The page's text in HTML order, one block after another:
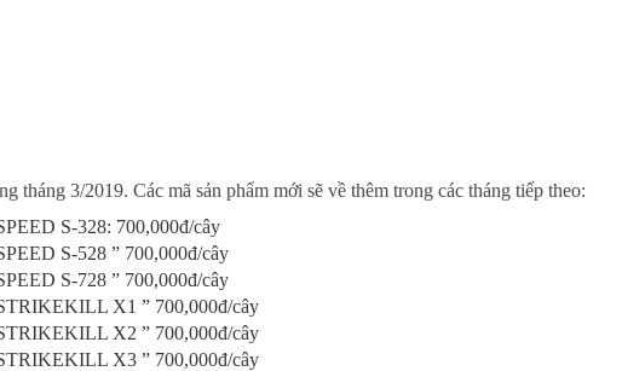
tháng 3/2019. Các mã sản phẩm mới sẽ về thêm trong các tháng tiếp theo:
S-328: 700,000đ/cây
S-528 ” 700,000đ/cây
S-728 ” 700,000đ/cây
X1 ” 700,000đ/cây
X2 ” 700,000đ/cây
X3 ” 700,000đ/cây